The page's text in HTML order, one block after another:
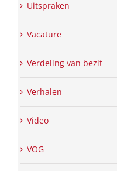
Uitspraken
Vacature
Verdeling van bezit
Verhalen
Video
VOG